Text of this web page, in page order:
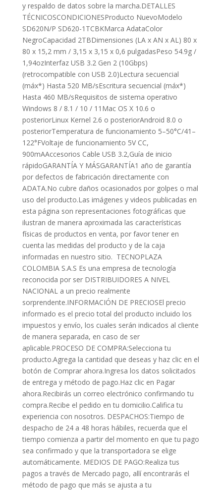
y respaldo de datos sobre la marcha.DETALLES
TÉCNICOSCONDICIONESProducto NuevoModelo
SD620N/P SD620-1TCBKMarca AdataColor
NegroCapacidad 2TBDimensiones (LA x AN x AL) 80 x
80 x 15,2 mm / 3,15 x 3,15 x 0,6 pulgadasPeso 54.9g /
1,94ozInterfaz USB 3.2 Gen 2 (10Gbps)
(retrocompatible con USB 2.0)Lectura secuencial
(máx*) Hasta 520 MB/sEscritura secuencial (máx*)
Hasta 460 MB/sRequisitos de sistema operativo
Windows 8 / 8.1 / 10 / 11Mac OS X 10.6 o
posteriorLinux Kernel 2.6 o posteriorAndroid 8.0 o
posteriorTemperatura de funcionamiento 5–50°C/41–
122°FVoltaje de funcionamiento 5V CC,
900mAAccesorios Cable USB 3.2,Guía de inicio
rápidoGARANTÍA Y MÁSGARANTÍA1 año de garantía
por defectos de fabricación directamente con
ADATA.No cubre daños ocasionados por golpes o mal
uso del producto.Las imágenes y videos publicadas en
esta página son representaciones fotográficas que
ilustran de manera aproximada las características
físicas de productos en venta, por favor tener en
cuenta las medidas del producto y de la caja
informadas en nuestro sitio. TECNOPLAZA
COLOMBIA S.A.S Es una empresa de tecnología
reconocida por ser DISTRIBUIDORES A NIVEL
NACIONAL a un precio realmente
sorprendente.INFORMACIÓN DE PRECIOSEl precio
informado es el precio total del producto incluido los
impuestos y envío, los cuales serán indicados al cliente
de manera separada, en caso de ser
aplicable.PROCESO DE COMPRA:Selecciona tu
producto.Agrega la cantidad que deseas y haz clic en el
botón de Comprar ahora.Ingresa los datos solicitados
de entrega y método de pago.Haz clic en Pagar
ahora.Recibirás un correo electrónico confirmando tu
compra.Recibe el pedido en tu domicilio.Califica tu
experiencia con nosotros. DESPACHOS:Tiempo de
despacho de 24 a 48 horas hábiles, recuerda que el
tiempo comienza a partir del momento en que tu pago
sea confirmado y que la transportadora se elige
automáticamente. MEDIOS DE PAGO:Realiza tus
pagos a través de Mercado pago, allí encontrarás el
método de pago que más se ajusta a tu